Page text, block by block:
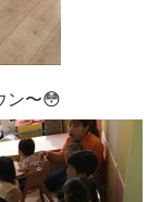
ン〜😳